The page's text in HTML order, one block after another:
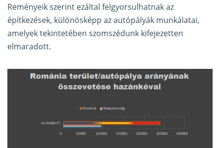
Reményeik szerint ezáltal felgyorsulhatnak az
építkezések, különösképp az autópályák munkálatai,
amelyek tekintetében szomszédunk kifejezetten
elmaradott.